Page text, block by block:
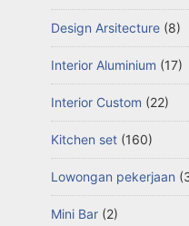
Design Arsitecture (8)
Interior Aluminium (17)
Interior Custom (22)
Kitchen set (160)
Lowongan pekerjaan
Mini Bar (2)